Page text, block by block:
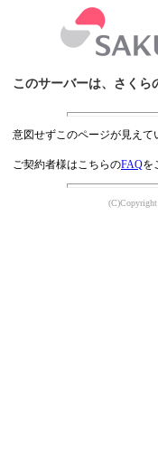
このサーバーは、さくら
意図せずこのページが見え
ご契約者様はこちらのFAQを